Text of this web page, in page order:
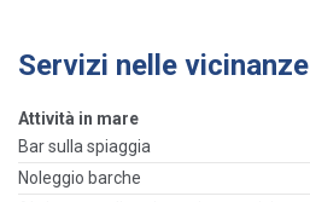
Servizi nelle vicinanze
Attività in mare
Bar sulla spiaggia
Noleggio barche